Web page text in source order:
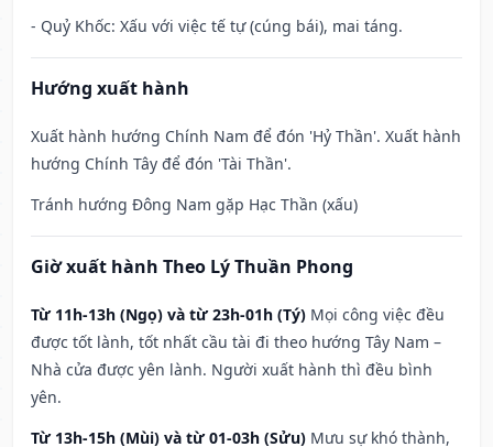
- Quỷ Khốc: Xấu với việc tế tự (cúng bái), mai táng.
Hướng xuất hành
Xuất hành hướng Chính Nam để đón 'Hỷ Thần'. Xuất hành
hướng Chính Tây để đón 'Tài Thần'.
Tránh hướng Đông Nam gặp Hạc Thần (xấu)
Giờ xuất hành Theo Lý Thuần Phong
Từ 11h-13h (Ngọ) và từ 23h-01h (Tý) Mọi công việc đều
được tốt lành, tốt nhất cầu tài đi theo hướng Tây Nam –
Nhà cửa được yên lành. Người xuất hành thì đều bình
yên.
Từ 13h-15h (Mùi) và từ 01-03h (Sửu) Mưu sự khó thành,